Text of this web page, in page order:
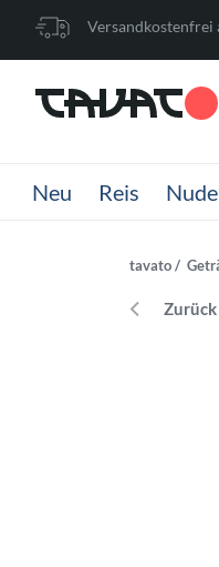
Versandkostenfrei
Neu Reis
tavato